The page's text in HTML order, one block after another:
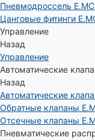
Пневмодроссель
Цанговые фитинги
Управление
Назад
Управление
Автоматические
Назад
Автоматические
Обратные клапаны
Отсечные клапаны
Пневматические